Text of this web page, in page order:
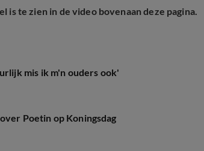
is te zien in de video bovenaan deze pagina.
mis ik m'n ouders ook'
Poetin op Koningsdag